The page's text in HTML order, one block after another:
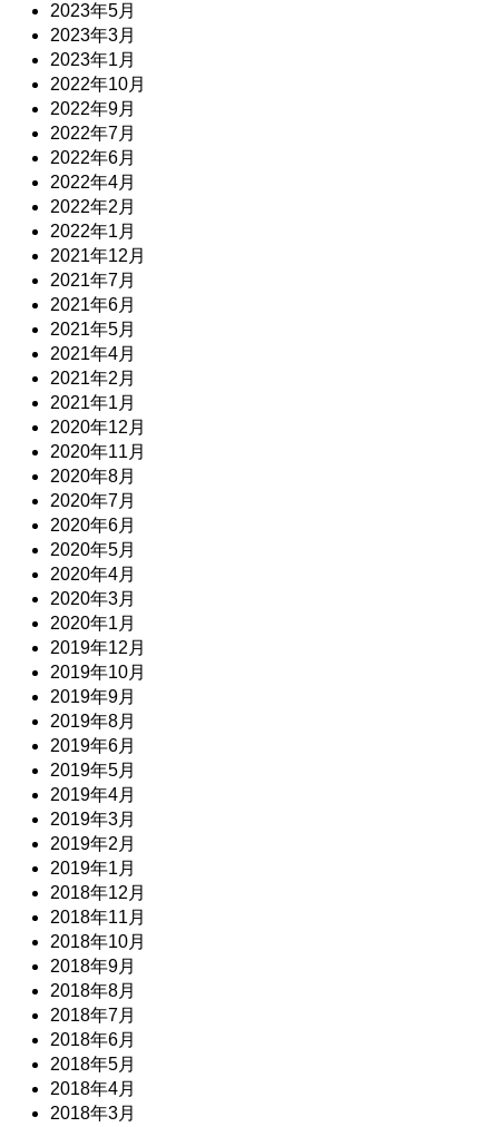
2023年5月
2023年3月
2023年1月
2022年10月
2022年9月
2022年7月
2022年6月
2022年4月
2022年2月
2022年1月
2021年12月
2021年7月
2021年6月
2021年5月
2021年4月
2021年2月
2021年1月
2020年12月
2020年11月
2020年8月
2020年7月
2020年6月
2020年5月
2020年4月
2020年3月
2020年1月
2019年12月
2019年10月
2019年9月
2019年8月
2019年6月
2019年5月
2019年4月
2019年3月
2019年2月
2019年1月
2018年12月
2018年11月
2018年10月
2018年9月
2018年8月
2018年7月
2018年6月
2018年5月
2018年4月
2018年3月